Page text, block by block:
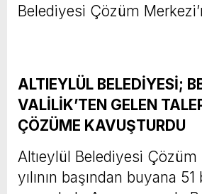
Belediyesi Çözüm
ALTIEYLÜL BELEDİYESİ;
VALİLİK’TEN GELEN
ÇÖZÜME KAVUŞTURDU
Altıeylül Belediyesi
yılının başından buyana 51